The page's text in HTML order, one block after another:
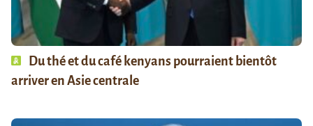
Du thé et du café kenyans pourraient bientôt
arriver en Asie centrale